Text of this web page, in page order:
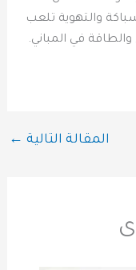
والتهوية تلعب
في المباني.
المقالة التالية ←